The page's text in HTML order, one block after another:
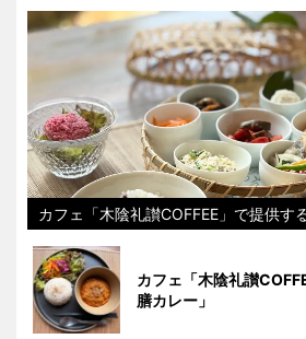
カフェ「木陰礼讃COFFEE」で提供す
カフェ「木陰礼讃
膳カレー」